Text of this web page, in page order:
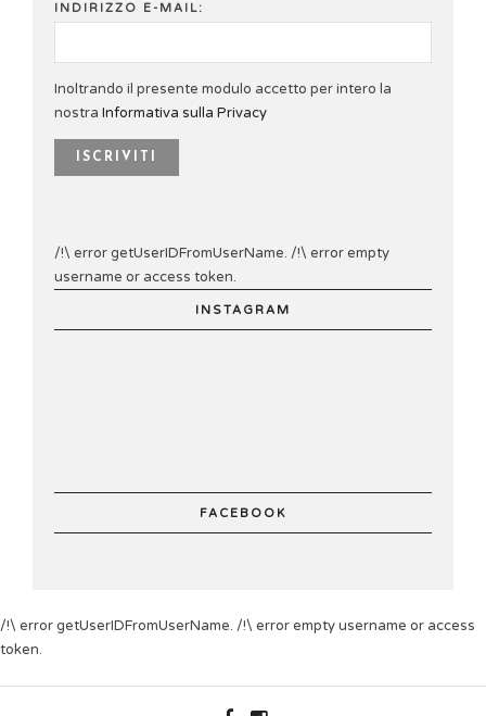
INDIRIZZO E-MAIL:
Inoltrando il presente modulo accetto per intero la
nostra Informativa sulla Privacy
/!\ error getUserIDFromUserName. /!\ error empty
username or access token.
INSTAGRAM
FACEBOOK
/!\ error getUserIDFromUserName. /!\ error empty username or access
token.